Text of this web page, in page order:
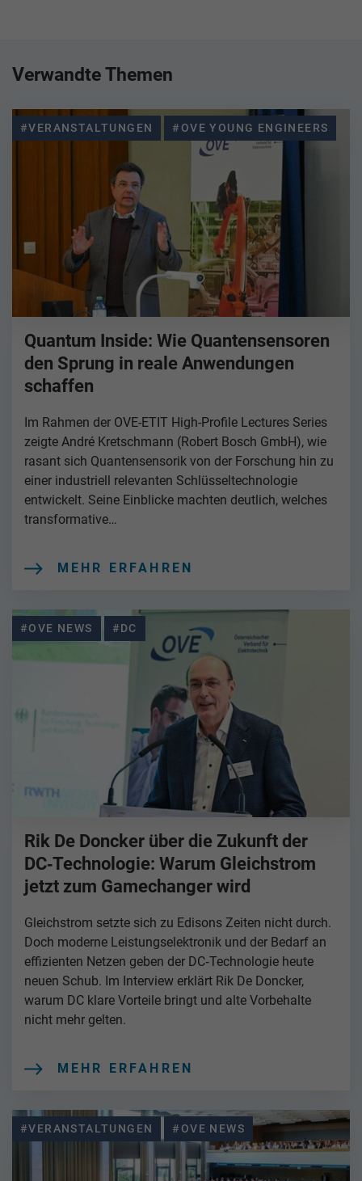
Verwandte Themen
#VERANSTALTUNGEN #OVE YOUNG ENGINEERS
Quantum Inside: Wie Quantensensoren
den Sprung in reale Anwendungen
schaffen
Im Rahmen der OVE-ETIT High-Profile Lectures Series
zeigte André Kretschmann (Robert Bosch GmbH), wie
rasant sich Quantensensorik von der Forschung hin zu
einer industriell relevanten Schlüsseltechnologie
entwickelt. Seine Einblicke machten deutlich, welches
transformative…
MEHR ERFAHREN
#OVE NEWS #DC
Rik De Doncker über die Zukunft der
DC‑Technologie: Warum Gleichstrom
jetzt zum Gamechanger wird
Gleichstrom setzte sich zu Edisons Zeiten nicht durch.
Doch moderne Leistungselektronik und der Bedarf an
effizienten Netzen geben der DC‑Technologie heute
neuen Schub. Im Interview erklärt Rik De Doncker,
warum DC klare Vorteile bringt und alte Vorbehalte
nicht mehr gelten.
MEHR ERFAHREN
#VERANSTALTUNGEN #OVE NEWS